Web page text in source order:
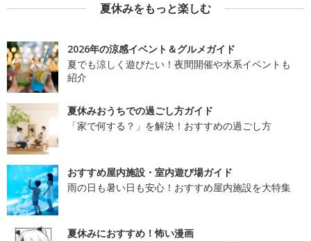
夏休みをもっと楽しむ
2026年の涼感イベント＆グルメガイド
夏でも涼しく遊びたい！夜間開催や水系イベントも
紹介
夏休みおうちでの過ごし方ガイド
「家で何する？」を解決！おすすめの過ごし方
おすすめ屋内施設・室内遊び場ガイド
雨の日も暑い日も安心！おすすめ屋内施設を大特集
夏休みにおすすめ！怖い漫画